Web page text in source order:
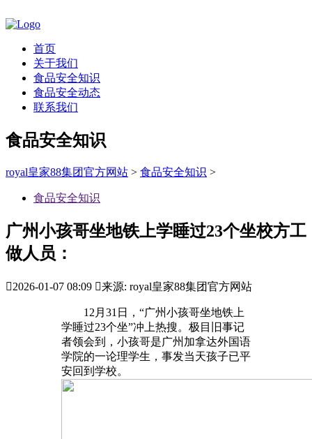
首页
关于我们
食品安全知识
食品安全动态
联系我们
食品安全知识
royal皇家88集团官方网站 > 食品安全知识 >
食品安全知识
广州小孩哥坐地铁上学睡过23个坐校方工
做人员：
2026-01-07 08:09 来源: royal皇家88集团官方网站
12月31日，“广州小孩哥坐地铁上
学睡过23个坐”冲上热搜。极目旧事记
者领会到，小孩哥是广州加拿达外国语
学院的一论理学生，事发当天孩子已平
安回到学校。